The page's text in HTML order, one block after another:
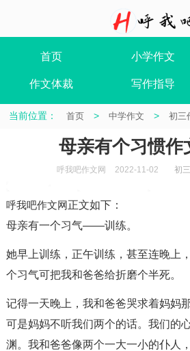
首页 小学作文
作文体裁 写作指导
当前位置： 首页 > 中学作文 > 初三
母亲有个习惯作
呼我吧作文网 2022-11-02 初
呼我吧作文网正文如下：
母亲有一个习气——训练。
她早上训练，正午训练，甚至连晚上
个习气可把我和爸爸给折磨个半死。
记得一天晚上，我和爸爸哭求着妈妈
可是妈妈不听我们两个的话。我们的
渊。我和爸爸像两个一大一小的仆人